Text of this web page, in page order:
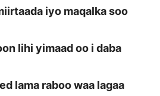
iyo maqalka soo
lihi yimaad oo i daba
lama raboo waa lagaa